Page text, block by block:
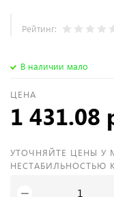
Рейтинг:
В наличии мало
ЦЕНА
1 431.08
УТОЧНЯЙТЕ ЦЕНЫ У
НЕСТАБИЛЬНОСТЬЮ
−